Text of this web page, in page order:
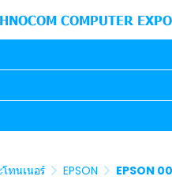
COMPUTER EXPO
ทนเนอร์ EPSON EPSON